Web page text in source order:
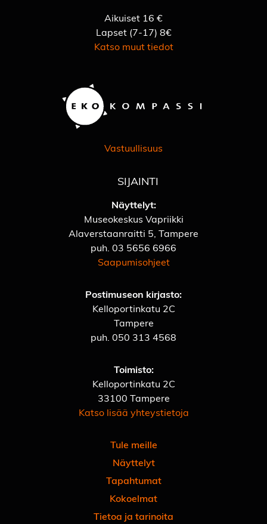
Aikuiset 16 €
Lapset (7-17) 8€
Katso muut tiedot
Vastuullisuus
SIJAINTI
Näyttelyt:
Museokeskus Vapriikki
Alaverstaanraitti 5, Tampere
puh. 03 5656 6966
Saapumisohjeet
Postimuseon kirjasto:
Kelloportinkatu 2C
Tampere
puh. 050 313 4568
Toimisto:
Kelloportinkatu 2C
33100 Tampere
Katso lisää yhteystietoja
Tule meille
Näyttelyt
Tapahtumat
Kokoelmat
Tietoa ja tarinoita